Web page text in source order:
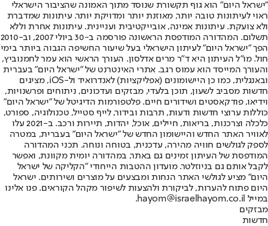
"ישראל היום" הוא גוף תקשורת שנוסד מתוך האמונה שהציבור הישראלי
ראוי לעיתונות טובה יותר, מאוזנת יותר ומדויקת יותר. עיתונות שמדברת
ולא צועקת. עיתונות אמינה, אובייקטיבית ועניינית. עיתונות אחרת וללא
תשלום. המהדורה המודפסת הראשונה פורסמה ב-30 ביולי 2007, וב-2010
הפך "ישראל היום" לעיתון הישראלי בעל שיעור החשיפה הגבוה ביותר בימי
חול. מו"ל העיתון היא ד"ר מרים אדלסון. העורך הראשי הוא עמר לחמנוביץ,
והעורך המייסד הוא עמוס רגב. אתרי האינטרנט של "ישראל היום" בעברית
ובאנגלית, כמו כן היישומונים (אפליקציות) לאנדרואיד ול-iOS, מציגים
חדשות מסביב לשעון, תוכן בלעדי, מבזקים ועדכונים, ניתוחים ופרשנויות,
וידיאו, פודקאסטים ושידורים חיים. פלטפורמות הדיגיטל של "ישראל היום"
כוללות ערוצי חדשות ודעות, תרבות ובידור, לייף סטייל, טכנולוגיה, ספורט,
כלכלה וצרכנות, בריאות, חיילים, אוכל, יהדות, תיירות ורכב. ב-2021 עלו
לאוויר האתר החדש והיישומון החדש של "ישראל היום" בעברית, במטרה
לספק לגולשים חוויה מהירה, עדכנית, בטוחה ונוחה. תכני המהדורה
המודפסת של העיתון זמינים גם באתר, במהדורה יומית מקוונת, ואפשר
לקבל אותם גם בניוזלטר. מועדון ההטבות הייחודי "הקליקה של ישראל
היום" מציע לגולשי האתר הנחות ומבצעים על מוצרים ושירותים. ישראל
היום פתוח להערות, לביקורת ולהצעות לשיפור מקהל הקוראים. פנו אלינו
במייל hayom@israelhayom.co.il.
מבזקים
חדשות